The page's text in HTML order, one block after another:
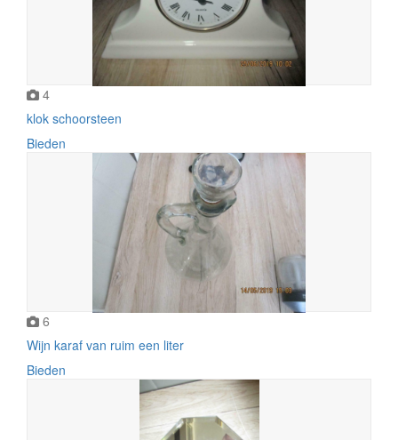
4
klok schoorsteen
Bieden
6
Wijn karaf van ruim een liter
Bieden